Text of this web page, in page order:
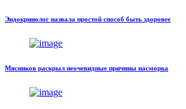
Эндокринолог назвала простой способ быть здоровее
Мясников раскрыл неочевидные причины насморка